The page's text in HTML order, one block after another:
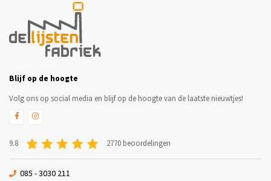
Blijf op de hoogte
Volg ons op social media en blijf op de hoogte van de laatste nieuwtjes!
9.8 2770 beoordelingen
085 - 3030 211